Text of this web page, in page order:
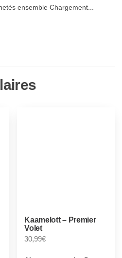
ensemble Chargement...
Kaamelott – Premier
Volet
30,99€